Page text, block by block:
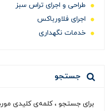
طراحی و اجرای تراس سبز
اجرای فلاورباکس
خدمات نگهداری
جستجو
برای جستجو ، کلمه‌ی کلیدی